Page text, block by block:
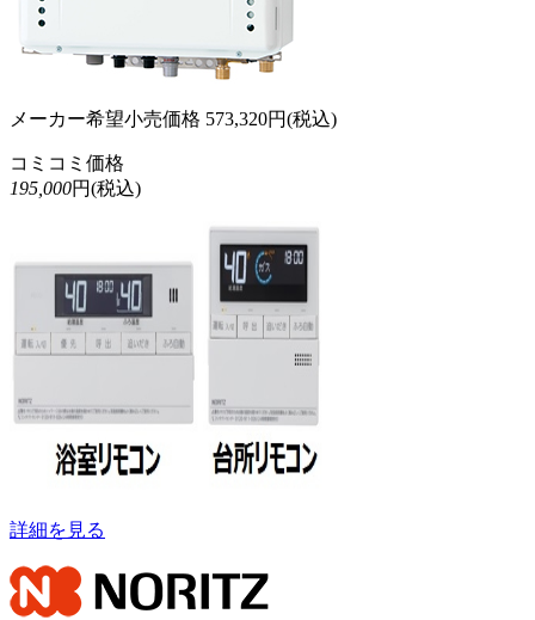
メーカー希望小売価格 573,320円(税込)
コミコミ価格
195,000円(税込)
詳細を見る